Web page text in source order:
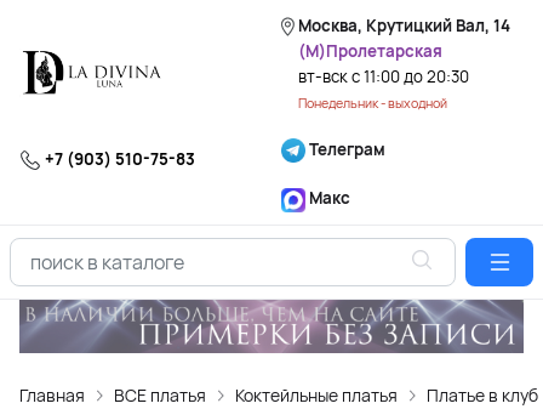
Москва, Крутицкий Вал, 14
(М)Пролетарская
вт-вск с 11:00 до 20:30
Понедельник - выходной
+7 (903) 510-75-83 Телеграм
Макс
Главная ВСЕ платья Коктейльные платья Платье в клуб